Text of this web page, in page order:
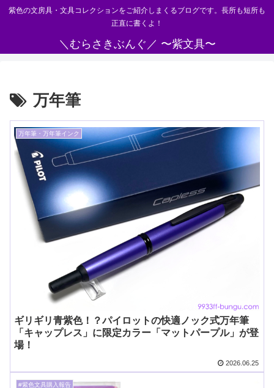
紫色の文房具・文具コレクションをご紹介しまくるブログです。長所も短所も
正直に書くよ！
＼むらさきぶんぐ／ 〜紫文具〜
万年筆
万年筆・万年筆インク
ギリギリ青紫色！？パイロットの快適ノック式万年筆
「キャップレス」に限定カラー「マットパープル」が登
場！
2026.06.25
#紫色文具購入報告